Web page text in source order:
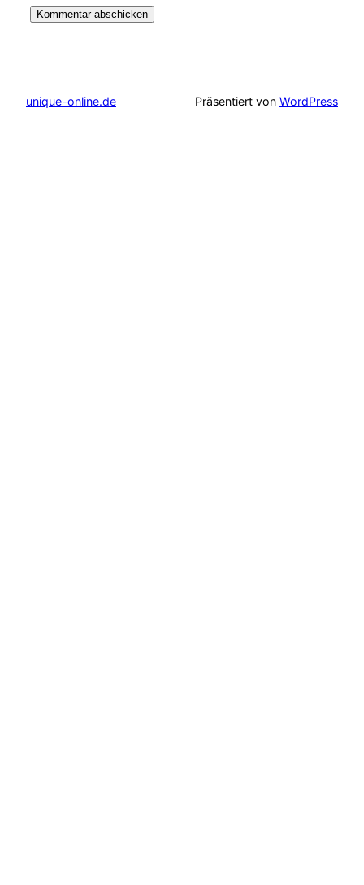
unique-online.de Präsentiert von WordPress